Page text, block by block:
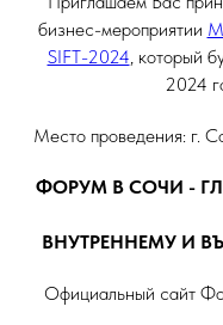
бизнес-мероприятии
SIFT-2024, который
2024
Место проведения: г.
ФОРУМ В СОЧИ -
ВНУТРЕННЕМУ И
Официальный сайт